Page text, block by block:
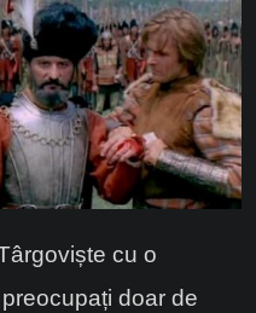
cu o
doar de